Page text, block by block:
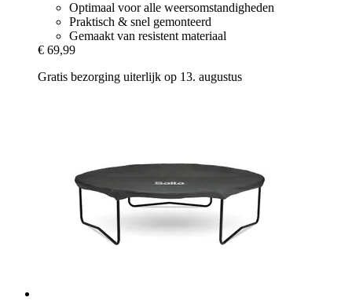
Optimaal voor alle weersomstandigheden
Praktisch & snel gemonteerd
Gemaakt van resistent materiaal
€ 69,99
Gratis bezorging uiterlijk op 13. augustus